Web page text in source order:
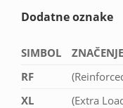
Dodatne oznake
SIMBOL
ZNAČENJE
RF
XL
(Extra